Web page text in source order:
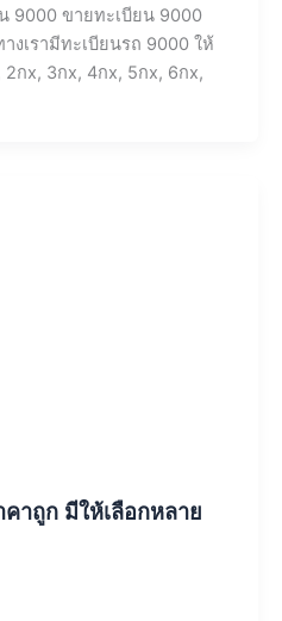
9000 ขายทะเบียน 9000
งเรามีทะเบียนรถ 9000 ให้
2กx, 3กx, 4กx, 5กx, 6กx,
าถูก มีให้เลือกหลาย